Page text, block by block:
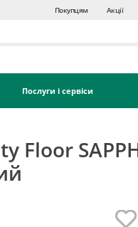
Покупцям Акції
Послуги і сервіси
Floor